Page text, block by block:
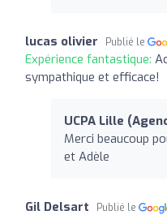
lucas olivier Publié le
Expérience fantastique:
sympathique et efficace!
UCPA Lille
Merci beaucoup
et Adèle
Gil Delsart Publié le